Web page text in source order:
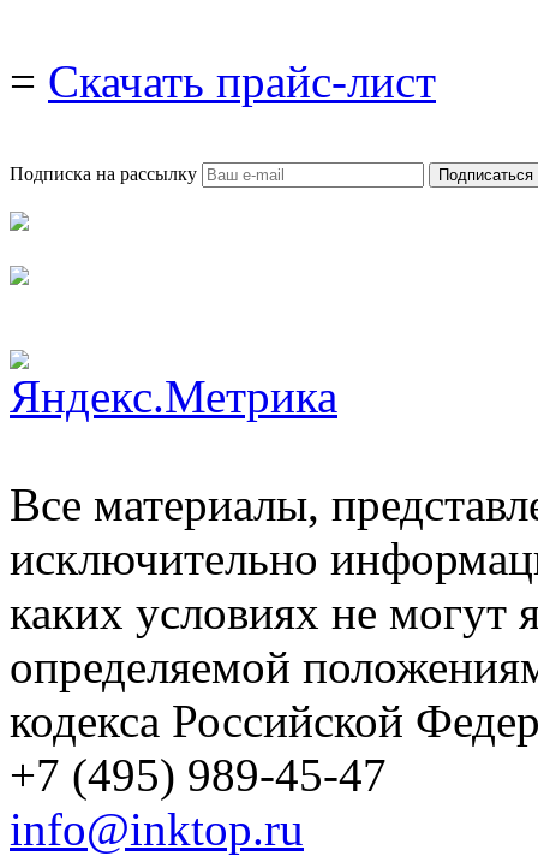
= Скачать прайс-лист
Подписка на рассылку Подписаться
Все материалы,
исключительно
каких условиях не могут
определяемой
кодекса Российской
+7 (495) 989-45-47
info@inktop.ru